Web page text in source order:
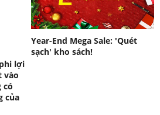
lợi
vào
có
của
Year-End Mega Sale: 'Quét
sạch' kho sách!